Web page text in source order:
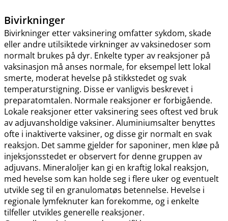
Bivirkninger
Bivirkninger etter vaksinering omfatter sykdom, skade
eller andre utilsiktede virkninger av vaksinedoser som
normalt brukes på dyr. Enkelte typer av reaksjoner på
vaksinasjon må anses normale, for eksempel lett lokal
smerte, moderat hevelse på stikkstedet og svak
temperaturstigning. Disse er vanligvis beskrevet i
preparatomtalen. Normale reaksjoner er forbigående.
Lokale reaksjoner etter vaksinering sees oftest ved bruk
av adjuvansholdige vaksiner. Aluminiumsalter benyttes
ofte i inaktiverte vaksiner, og disse gir normalt en svak
reaksjon. Det samme gjelder for saponiner, men kløe på
injeksjonsstedet er observert for denne gruppen av
adjuvans. Mineraloljer kan gi en kraftig lokal reaksjon,
med hevelse som kan holde seg i flere uker og eventuelt
utvikle seg til en granulomatøs betennelse. Hevelse i
regionale lymfeknuter kan forekomme, og i enkelte
tilfeller utvikles generelle reaksjoner.